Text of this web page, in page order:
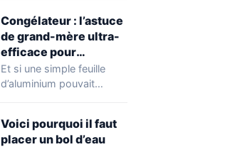
astuce…
Congélateur : l’astuce
de grand-mère ultra-
efficace pour
économiser jusqu’à
30 € d’électricité par
Et si une simple feuille
d’aluminium pouvait
astuce…
Voici pourquoi il faut
placer un bol d’eau